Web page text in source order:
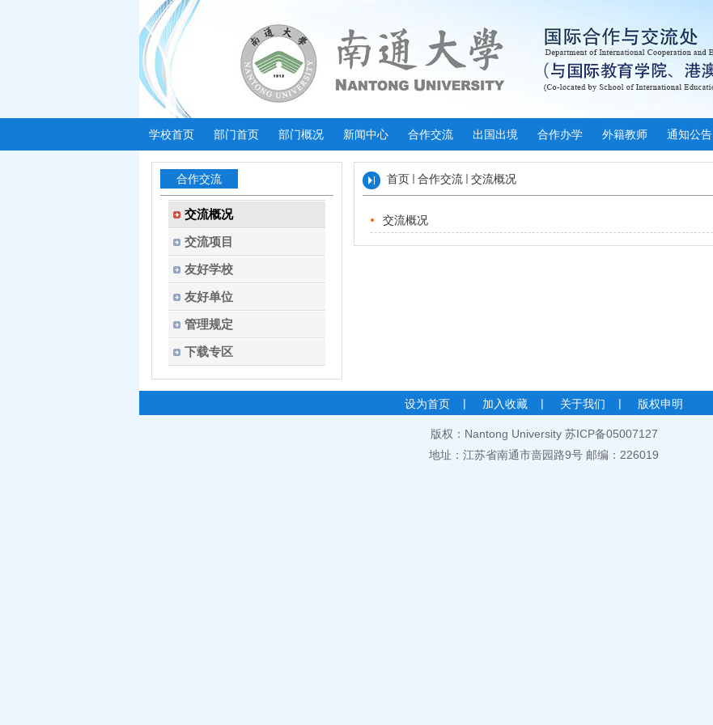
学校首页 部门首页 部门概况 新闻中心 合作交流 出国出境 合作办学 外籍教师 通知公告
合作交流
交流概况
交流项目
友好学校
友好单位
管理规定
下载专区
首页 合作交流 交流概况
交流概况
设为首页 | 加入收藏 | 关于我们 | 版权申明
版权：Nantong University 苏ICP备05007127
地址：江苏省南通市啬园路9号 邮编：226019